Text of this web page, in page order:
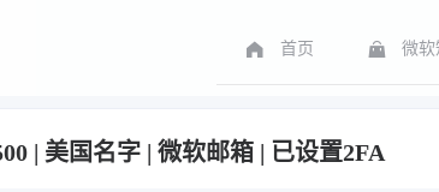
首页 微软
| 美国名字 | 微软邮箱 | 已设置2FA